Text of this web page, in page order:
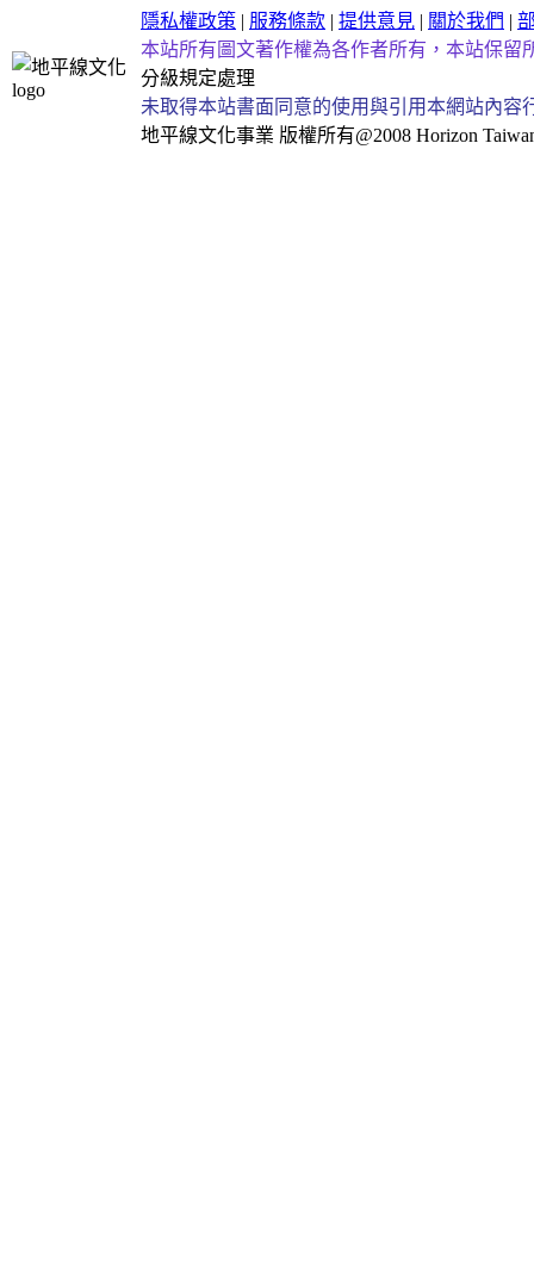
隱私權政策 | 服務條款 | 提供意見 | 關於我們 |
本站所有圖文著作權為各作者所有，本站保留
分級規定處理
未取得本站書面同意的使用與引用本網站內
地平線文化事業 版權所有@2008 Horizon